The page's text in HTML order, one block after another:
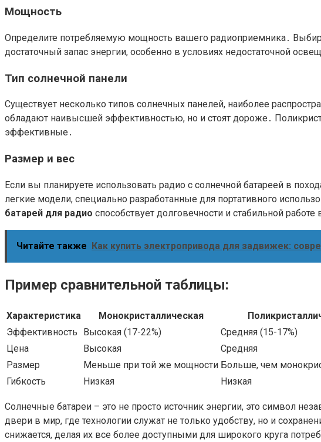
Мощность
Определите потребляемую мощность вашего радиоприемника․
достаточный запас энергии, особенно в условиях недостаточной
Тип солнечной панели
Существует несколько типов солнечных панелей, наиболее
обладают наивысшей эффективностью, но и стоят дороже․
эффективные․
Размер и вес
Если вы планируете использовать радио с солнечной батареей в
легкие модели, специально разработанные для портативного
батарей для радио способствует долговечности и стабильной
Читайте также Как купить электропривода для задвижек:
Пример сравнительной таблицы:
Характеристика Монокристаллическая
Эффективность
Высокая (17-22%) Средняя (15-17%)
Цена
Высокая Средняя
Размер
Меньше при той же мощности Больше, чем
Гибкость
Низкая Низкая
Солнечные батареи – это не просто источник энергии, это символ
двери в мир, где технологии служат не только удобству, но и
снижается, делая их все более доступными для широкого круга